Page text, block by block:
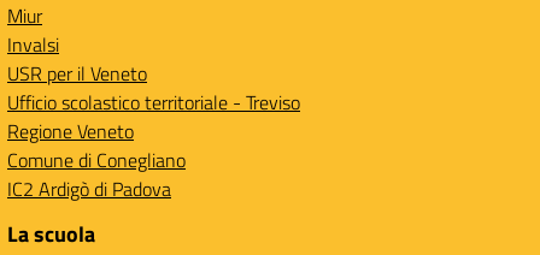
Miur
Invalsi
USR per il Veneto
Ufficio scolastico territoriale - Treviso
Regione Veneto
Comune di Conegliano
IC2 Ardigò di Padova
La scuola